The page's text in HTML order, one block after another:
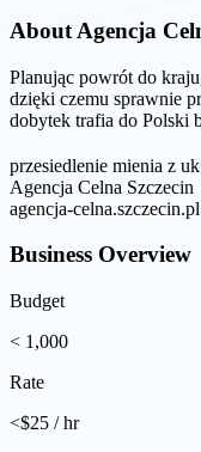
About Agencja
Planując powrót do
dzięki czemu sprawnie
dobytek trafia do Polski
przesiedlenie mienia z uk
Agencja Celna Szczecin
agencja-celna.szczecin.pl
Business Overview
Budget
< 1,000
Rate
<$25 / hr